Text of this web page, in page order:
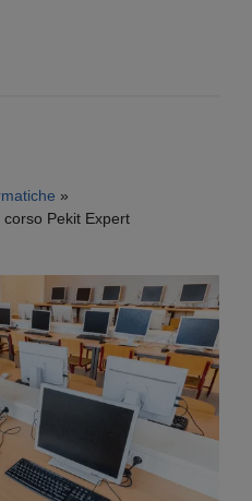
»
Pekit Expert